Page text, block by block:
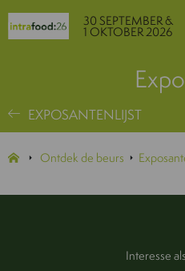
30 SEPTEMBER &
1 OKTOBER 2026
EXPOSANTENLIJST
Ontdek de beurs
Interesse